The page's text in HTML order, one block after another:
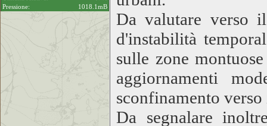
Pressione:
1018.1mB
Da valutare verso
d'instabilità
sulle zone
aggiornamenti
sconfinamento
Da segnalare